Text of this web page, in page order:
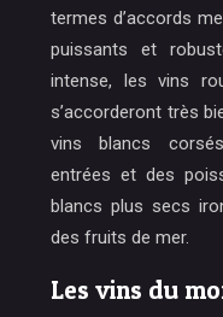
termes d’accords
puissants et
intense, les vins
s’accorderont très
vins blancs
entrées et des
blancs plus secs
des fruits de mer.
Les vins du